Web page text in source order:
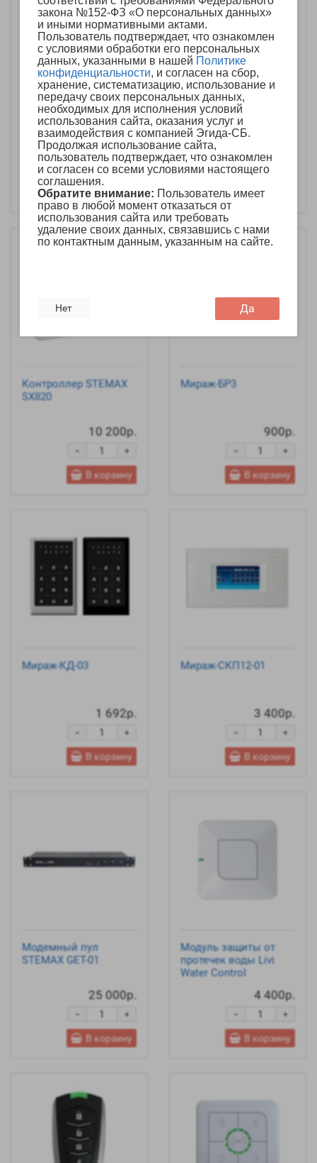
закона №152-ФЗ «О персональных данных»
и иными нормативными актами.
Пользователь подтверждает, что ознакомлен
с условиями обработки его персональных
данных, указанными в нашей Политике
конфиденциальности, и согласен на сбор,
хранение, систематизацию, использование и
передачу своих персональных данных,
необходимых для исполнения условий
использования сайта, оказания услуг и
взаимодействия с компанией Эгида-СБ.
Продолжая использование сайта,
пользователь подтверждает, что ознакомлен
и согласен со всеми условиями настоящего
соглашения.
Обратите внимание: Пользователь имеет
право в любой момент отказаться от
использования сайта или требовать
удаление своих данных, связавшись с нами
по контактным данным, указанным на сайте.
Нет Да
Контроллер STEMAX
FX410
4 500р.
+
-
В корзину
Контроллер STEMAX
FX810
-
В корзину
Контроллер STEMAX
SX820
10 200р.
+
-
В корзину
Мираж-БР3
900р.
+
-
В корзину
Мираж-КД-03
1 692р.
+
-
В корзину
Мираж-СКП12-01
3 400р.
+
-
В корзину
Модемный пул
STEMAX GET-01
25 000р.
+
-
В корзину
Модуль защиты от
протечек воды Livi
Water Control
4 400р.
+
-
В корзину